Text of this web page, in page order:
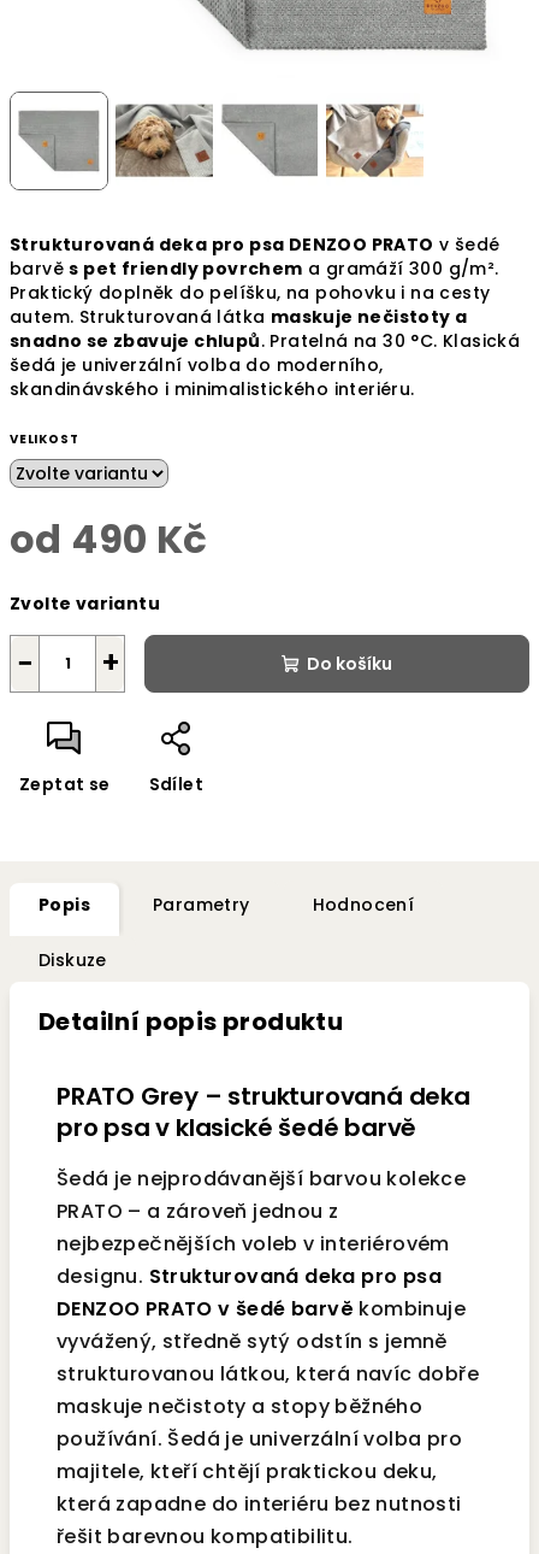
Strukturovaná deka pro psa DENZOO PRATO v šedé
barvěs pet friendly povrchem a gramáží 300 g/m².
Praktický doplněk do pelíšku, na pohovku i na cesty
autem. Strukturovaná látka maskuje nečistoty a
snadno se zbavuje chlupů. Pratelná na 30 °C. Klasická
šedá je univerzální volba do moderního,
skandinávského i minimalistického interiéru.
VELIKOST
od 490 Kč
cena:
Zvolte variantu
+
− Do košíku
Zeptat se Sdílet
Popis Parametry Hodnocení
Diskuze
Detailní popis produktu
PRATO Grey – strukturovaná deka
pro psa v klasické šedé barvě
Šedá je nejprodávanější barvou kolekce
PRATO – a zároveň jednou z
nejbezpečnějších voleb v interiérovém
designu. Strukturovaná deka pro psa
DENZOO PRATO v šedé barvě kombinuje
vyvážený, středně sytý odstín s jemně
strukturovanou látkou, která navíc dobře
maskuje nečistoty a stopy běžného
používání. Šedá je univerzální volba pro
majitele, kteří chtějí praktickou deku,
která zapadne do interiéru bez nutnosti
řešit barevnou kompatibilitu.